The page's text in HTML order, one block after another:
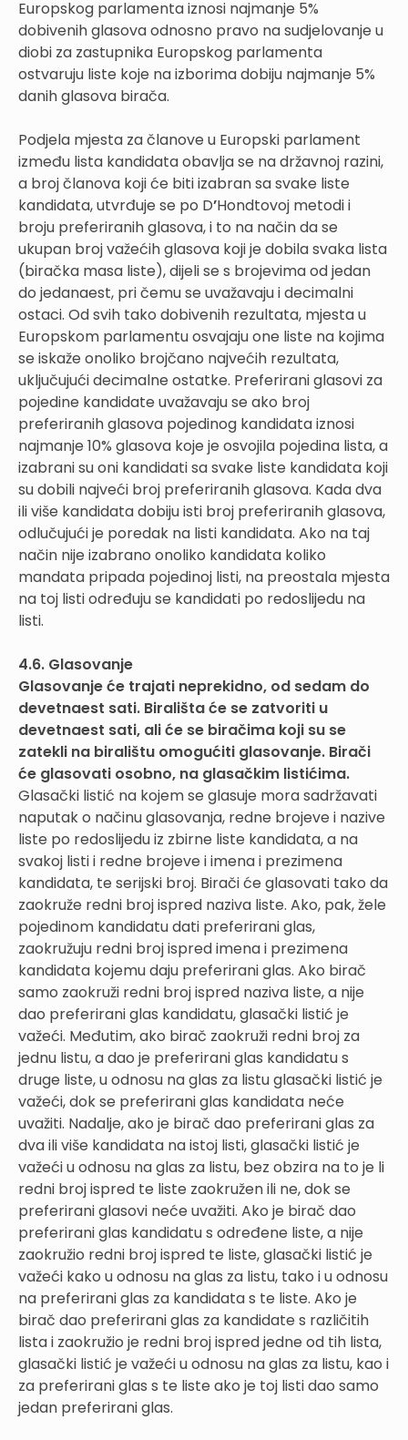
Europskog parlamenta iznosi najmanje 5%
dobivenih glasova odnosno pravo na sudjelovanje u
diobi za zastupnika Europskog parlamenta
ostvaruju liste koje na izborima dobiju najmanje 5%
danih glasova birača.
Podjela mjesta za članove u Europski parlament
između lista kandidata obavlja se na državnoj razini,
a broj članova koji će biti izabran sa svake liste
kandidata, utvrđuje se po D’Hondtovoj metodi i
broju preferiranih glasova, i to na način da se
ukupan broj važećih glasova koji je dobila svaka lista
(biračka masa liste), dijeli se s brojevima od jedan
do jedanaest, pri čemu se uvažavaju i decimalni
ostaci. Od svih tako dobivenih rezultata, mjesta u
Europskom parlamentu osvajaju one liste na kojima
se iskaže onoliko brojčano najvećih rezultata,
uključujući decimalne ostatke. Preferirani glasovi za
pojedine kandidate uvažavaju se ako broj
preferiranih glasova pojedinog kandidata iznosi
najmanje 10% glasova koje je osvojila pojedina lista, a
izabrani su oni kandidati sa svake liste kandidata koji
su dobili najveći broj preferiranih glasova. Kada dva
ili više kandidata dobiju isti broj preferiranih glasova,
odlučujući je poredak na listi kandidata. Ako na taj
način nije izabrano onoliko kandidata koliko
mandata pripada pojedinoj listi, na preostala mjesta
na toj listi određuju se kandidati po redoslijedu na
listi.
4.6. Glasovanje
Glasovanje će trajati neprekidno, od sedam do
devetnaest sati. Birališta će se zatvoriti u
devetnaest sati, ali će se biračima koji su se
zatekli na biralištu omogućiti glasovanje. Birači
će glasovati osobno, na glasačkim listićima.
Glasački listić na kojem se glasuje mora sadržavati
naputak o načinu glasovanja, redne brojeve i nazive
liste po redoslijedu iz zbirne liste kandidata, a na
svakoj listi i redne brojeve i imena i prezimena
kandidata, te serijski broj. Birači će glasovati tako da
zaokruže redni broj ispred naziva liste. Ako, pak, žele
pojedinom kandidatu dati preferirani glas,
zaokružuju redni broj ispred imena i prezimena
kandidata kojemu daju preferirani glas. Ako birač
samo zaokruži redni broj ispred naziva liste, a nije
dao preferirani glas kandidatu, glasački listić je
važeći. Međutim, ako birač zaokruži redni broj za
jednu listu, a dao je preferirani glas kandidatu s
druge liste, u odnosu na glas za listu glasački listić je
važeći, dok se preferirani glas kandidata neće
uvažiti. Nadalje, ako je birač dao preferirani glas za
dva ili više kandidata na istoj listi, glasački listić je
važeći u odnosu na glas za listu, bez obzira na to je li
redni broj ispred te liste zaokružen ili ne, dok se
preferirani glasovi neće uvažiti. Ako je birač dao
preferirani glas kandidatu s određene liste, a nije
zaokružio redni broj ispred te liste, glasački listić je
važeći kako u odnosu na glas za listu, tako i u odnosu
na preferirani glas za kandidata s te liste. Ako je
birač dao preferirani glas za kandidate s različitih
lista i zaokružio je redni broj ispred jedne od tih lista,
glasački listić je važeći u odnosu na glas za listu, kao i
za preferirani glas s te liste ako je toj listi dao samo
jedan preferirani glas.